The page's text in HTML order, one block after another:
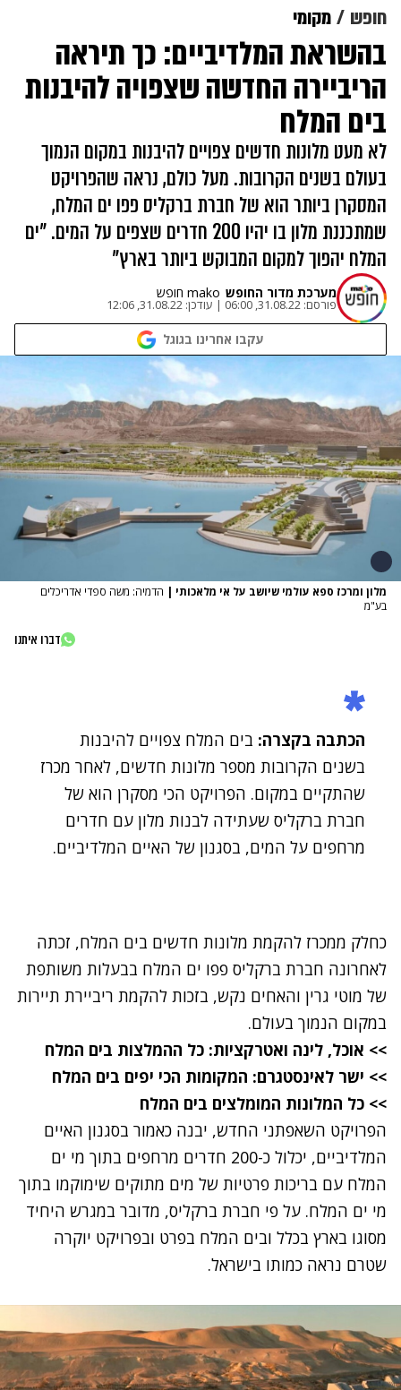
חופש מקומי
בהשראת המלדיביים: כך תיראה
הריביירה החדשה שצפויה להיבנות
בים המלח
לא מעט מלונות חדשים צפויים להיבנות במקום הנמוך
בעולם בשנים הקרובות. מעל כולם, נראה שהפרויקט
המסקרן ביותר הוא של חברת ברקליס פפו ים המלח,
שמתכננת מלון בו יהיו 200 חדרים שצפים על המים. "ים
המלח יהפוך למקום המבוקש ביותר בארץ"
מערכת מדור החופש mako חופש
פורסם: 31.08.22, 06:00
| עודכן: 31.08.22, 12:06
עקבו אחרינו בגוגל
מלון ומרכז ספא עולמי שיושב על אי מלאכותי | הדמיה: משה ספדי אדריכלים
בע"מ
דברו איתנו
הכתבה בקצרה: בים המלח צפויים להיבנות
בשנים הקרובות מספר מלונות חדשים, לאחר מכרז
שהתקיים במקום. הפרויקט הכי מסקרן הוא של
חברת ברקליס שעתידה לבנות מלון עם חדרים
מרחפים על המים, בסגנון של האיים המלדיביים.
כחלק ממכרז להקמת מלונות חדשים בים המלח, זכתה
לאחרונה חברת ברקליס פפו ים המלח בבעלות משותפת
של מוטי גרין והאחים נקש, בזכות להקמת ריביירת תיירות
במקום הנמוך בעולם.
>> אוכל, לינה ואטרקציות: כל ההמלצות בים המלח
>> ישר לאינסטגרם: המקומות הכי יפים בים המלח
>> כל המלונות המומלצים בים המלח
הפרויקט השאפתני החדש, יבנה כאמור בסגנון האיים
המלדיביים, יכלול כ-200 חדרים מרחפים בתוך מי ים
המלח עם בריכות פרטיות של מים מתוקים שימוקמו בתוך
מי ים המלח. על פי חברת ברקליס, מדובר במגרש היחיד
מסוגו בארץ בכלל ובים המלח בפרט ובפרויקט יוקרה
שטרם נראה כמותו בישראל.